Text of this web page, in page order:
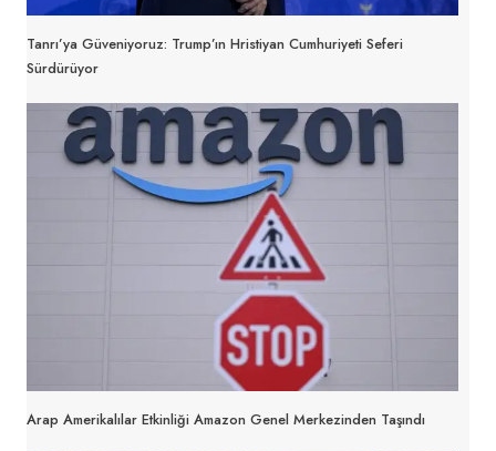
Tanrı’ya Güveniyoruz: Trump’ın Hristiyan Cumhuriyeti Seferi
Sürdürüyor
Arap Amerikalılar Etkinliği Amazon Genel Merkezinden Taşındı